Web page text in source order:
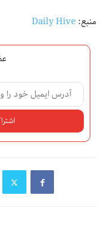
منبع:Daily Hive